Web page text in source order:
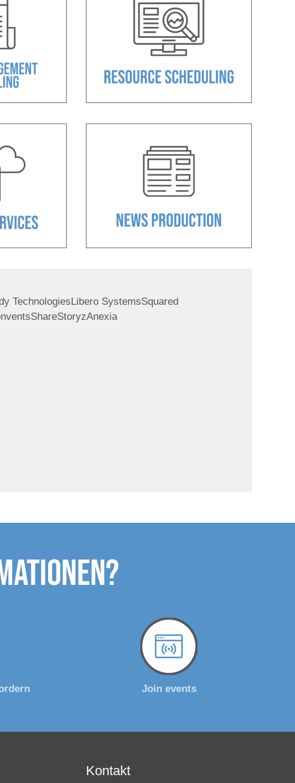
TechnologiesLibero SystemsSquared
ShareStoryzAnexia
Join events
Kontakt